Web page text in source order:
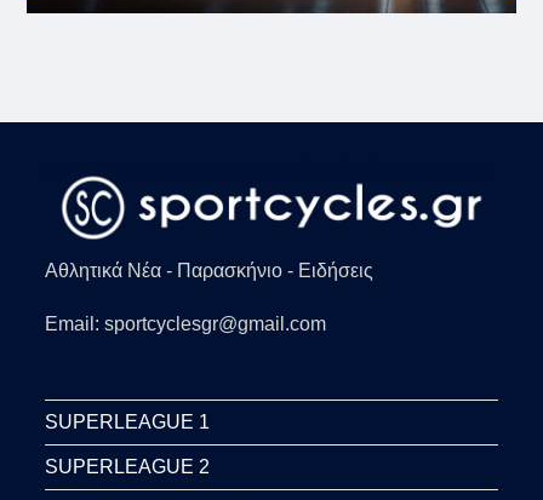
Αθλητικά Νέα - Παρασκήνιο - Ειδήσεις
Email: sportcyclesgr@gmail.com
SUPERLEAGUE 1
SUPERLEAGUE 2